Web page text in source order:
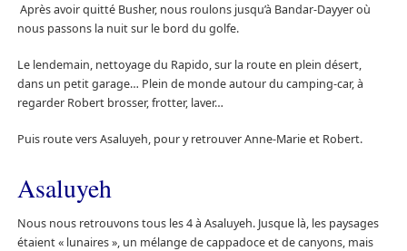
Après avoir quitté Busher, nous roulons jusqu’à Bandar-Dayyer où
nous passons la nuit sur le bord du golfe.
Le lendemain, nettoyage du Rapido, sur la route en plein désert,
dans un petit garage… Plein de monde autour du camping-car, à
regarder Robert brosser, frotter, laver…
Puis route vers Asaluyeh, pour y retrouver Anne-Marie et Robert.
Asaluyeh
Nous nous retrouvons tous les 4 à Asaluyeh. Jusque là, les paysages
étaient « lunaires », un mélange de cappadoce et de canyons, mais